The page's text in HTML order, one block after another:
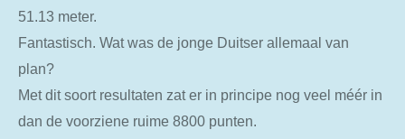
51.13 meter.
Fantastisch. Wat was de jonge Duitser allemaal van
plan?
Met dit soort resultaten zat er in principe nog veel méér in
dan de voorziene ruime 8800 punten.